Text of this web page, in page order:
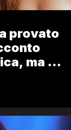
provato
ma lei